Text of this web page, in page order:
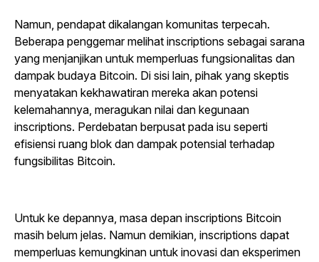
Namun, pendapat dikalangan komunitas terpecah.
Beberapa penggemar melihat inscriptions sebagai sarana
yang menjanjikan untuk memperluas fungsionalitas dan
dampak budaya Bitcoin. Di sisi lain, pihak yang skeptis
menyatakan kekhawatiran mereka akan potensi
kelemahannya, meragukan nilai dan kegunaan
inscriptions. Perdebatan berpusat pada isu seperti
efisiensi ruang blok dan dampak potensial terhadap
fungsibilitas Bitcoin.
Untuk ke depannya, masa depan inscriptions Bitcoin
masih belum jelas. Namun demikian, inscriptions dapat
memperluas kemungkinan untuk inovasi dan eksperimen